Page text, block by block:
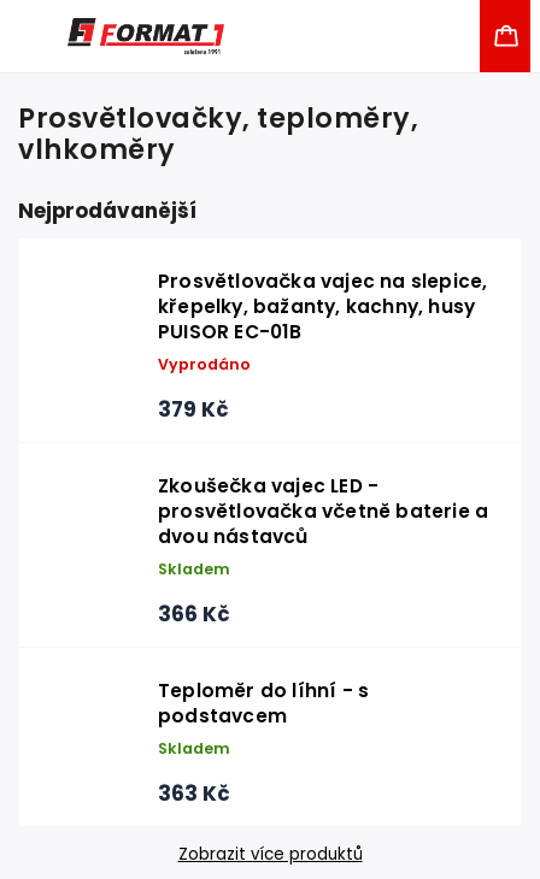
Prosvětlovačky, teploměry,
vlhkoměry
Nejprodávanější
Prosvětlovačka vajec na slepice,
křepelky, bažanty, kachny, husy
PUISOR EC-01B
Vyprodáno
379 Kč
Zkoušečka vajec LED -
prosvětlovačka včetně baterie a
dvou nástavců
Skladem
366 Kč
Teploměr do líhní - s
podstavcem
Skladem
363 Kč
Zobrazit více produktů